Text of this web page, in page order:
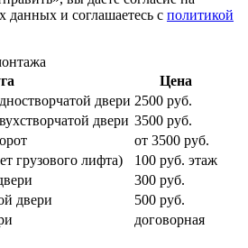
данных и соглашаетесь с политикой
Цена
двери 2500 руб.
двери 3500 руб.
от 3500 руб.
грузового лифта)
100 руб. этаж
300 руб.
двери
500 руб.
договорная